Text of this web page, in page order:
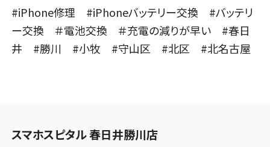
#iPhone修理 #iPhoneバッテリー交換 #バッテリ
ー交換 ＃電池交換 ＃充電の減りが早い #春日
井 #勝川 #小牧 #守山区 #北区 #北名古屋
スマホスピタル 春日井勝川店